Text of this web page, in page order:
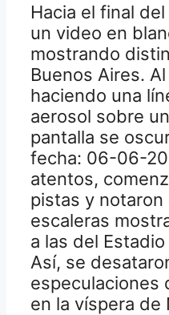
Hacia el final
un video en
mostrando
Buenos Aires.
haciendo una
aerosol sobre
pantalla se
fecha: 06-06-
atentos,
pistas y notaron
escaleras
a las del
Así, se
especulaciones
en la víspera de